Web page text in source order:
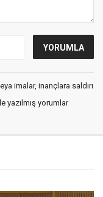
imalar, inançlara saldırı
yazılmış yorumlar